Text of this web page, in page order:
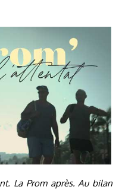
La Prom après. Au bilan